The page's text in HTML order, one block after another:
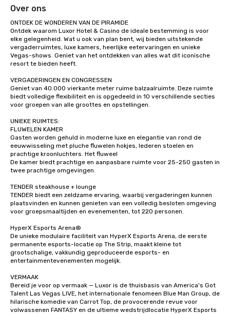
Over ons
ONTDEK DE WONDEREN VAN DE PIRAMIDE
Ontdek waarom Luxor Hotel & Casino de ideale bestemming is voor
elke gelegenheid. Wat u ook van plan bent, wij bieden uitstekende
vergaderruimtes, luxe kamers, heerlijke eetervaringen en unieke
Vegas-shows. Geniet van het ontdekken van alles wat dit iconische
resort te bieden heeft.
VERGADERINGEN EN CONGRESSEN
Geniet van 40.000 vierkante meter ruime balzaalruimte. Deze ruimte
biedt volledige flexibiliteit en is opgedeeld in 10 verschillende secties
voor groepen van alle groottes en opstellingen.
UNIEKE RUIMTES:
FLUWELEN KAMER
Gasten worden gehuld in moderne luxe en elegantie van rond de
eeuwwisseling met pluche fluwelen hokjes, lederen stoelen en
prachtige kroonluchters. Het fluweel
De kamer biedt prachtige en aanpasbare ruimte voor 25-250 gasten in
twee prachtige omgevingen.
TENDER steakhouse + lounge
TENDER biedt een zeldzame ervaring, waarbij vergaderingen kunnen
plaatsvinden en kunnen genieten van een volledig besloten omgeving
voor groepsmaaltijden en evenementen, tot 220 personen.
HyperX Esports Arena®
De unieke modulaire faciliteit van HyperX Esports Arena, de eerste
permanente esports-locatie op The Strip, maakt kleine tot
grootschalige, vakkundig geproduceerde esports- en
entertainmentevenementen mogelijk.
VERMAAK
Bereid je voor op vermaak — Luxor is de thuisbasis van America's Got
Talent Las Vegas LIVE, het internationale fenomeen Blue Man Group, de
hilarische komedie van Carrot Top, de provocerende revue voor
volwassenen FANTASY en de ultieme wedstrijdlocatie HyperX Esports